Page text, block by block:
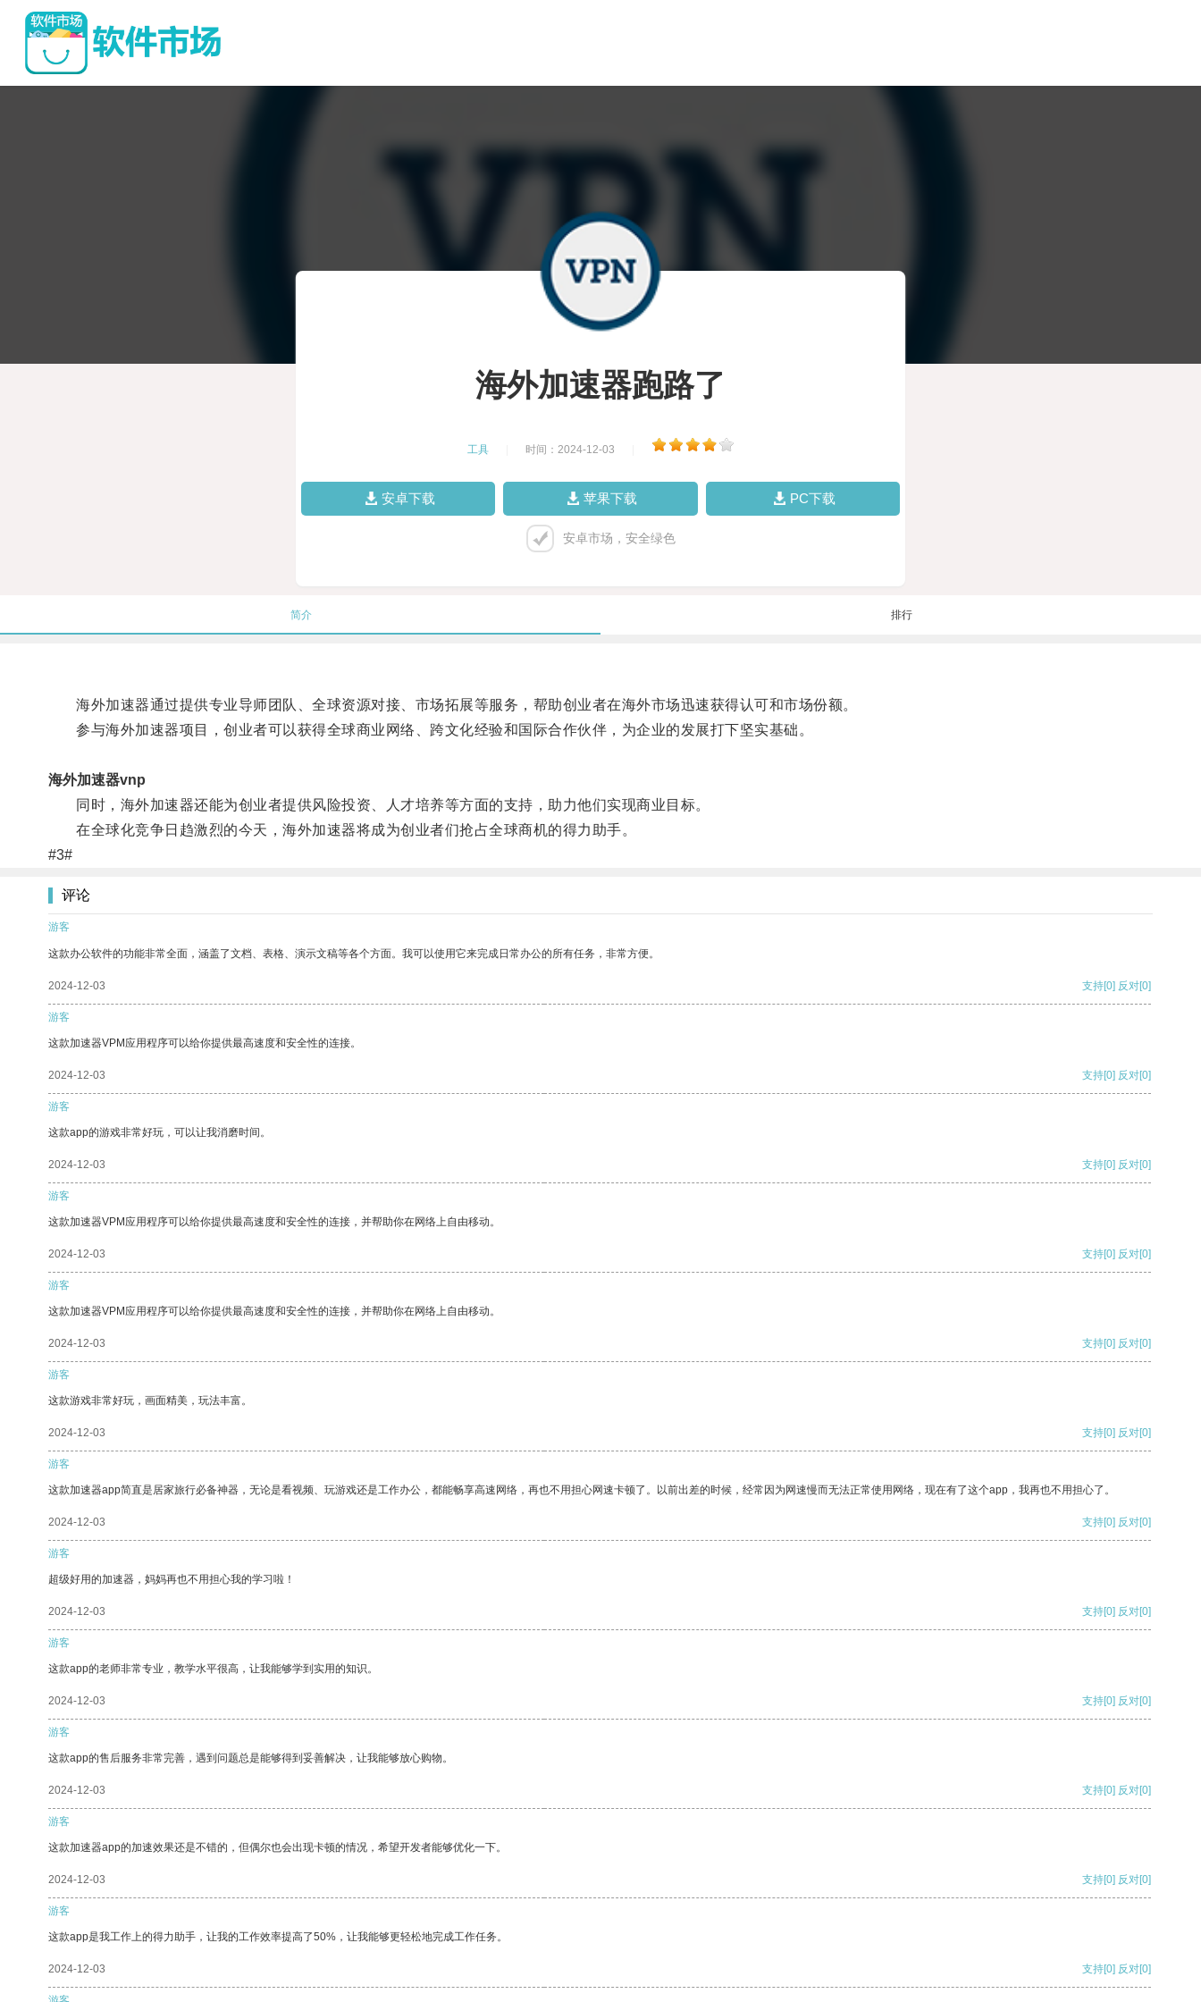
海外加速器跑路了
工具 时间：2024-12-03
安卓下载 苹果下载 PC下载
安卓市场，安全绿色
简介 排行
海外加速器通过提供专业导师团队、全球资源对接、市场拓展等服务，帮助创业者在海外市场迅速获得认可和市场份额。
参与海外加速器项目，创业者可以获得全球商业网络、跨文化经验和国际合作伙伴，为企业的发展打下坚实基础。
海外加速器vnp
同时，海外加速器还能为创业者提供风险投资、人才培养等方面的支持，助力他们实现商业目标。
在全球化竞争日趋激烈的今天，海外加速器将成为创业者们抢占全球商机的得力助手。
#3#
评论
游客
这款办公软件的功能非常全面，涵盖了文档、表格、演示文稿等各个方面。我可以使用它来完成日常办公的所有任务，非常方便。
2024-12-03 支持[0] 反对[0]
游客
这款加速器VPM应用程序可以给你提供最高速度和安全性的连接。
2024-12-03 支持[0] 反对[0]
游客
这款app的游戏非常好玩，可以让我消磨时间。
2024-12-03 支持[0] 反对[0]
游客
这款加速器VPM应用程序可以给你提供最高速度和安全性的连接，并帮助你在网络上自由移动。
2024-12-03 支持[0] 反对[0]
游客
这款加速器VPM应用程序可以给你提供最高速度和安全性的连接，并帮助你在网络上自由移动。
2024-12-03 支持[0] 反对[0]
游客
这款游戏非常好玩，画面精美，玩法丰富。
2024-12-03 支持[0] 反对[0]
游客
这款加速器app简直是居家旅行必备神器，无论是看视频、玩游戏还是工作办公，都能畅享高速网络，再也不用担心网速卡顿了。以前出差的时候，经常因为网速慢而无法正常使用网络，现在有了这个app，我再也不用担心了。
2024-12-03 支持[0] 反对[0]
游客
超级好用的加速器，妈妈再也不用担心我的学习啦！
2024-12-03 支持[0] 反对[0]
游客
这款app的老师非常专业，教学水平很高，让我能够学到实用的知识。
2024-12-03 支持[0] 反对[0]
游客
这款app的售后服务非常完善，遇到问题总是能够得到妥善解决，让我能够放心购物。
2024-12-03 支持[0] 反对[0]
游客
这款加速器app的加速效果还是不错的，但偶尔也会出现卡顿的情况，希望开发者能够优化一下。
2024-12-03 支持[0] 反对[0]
游客
这款app是我工作上的得力助手，让我的工作效率提高了50%，让我能够更轻松地完成工作任务。
2024-12-03 支持[0] 反对[0]